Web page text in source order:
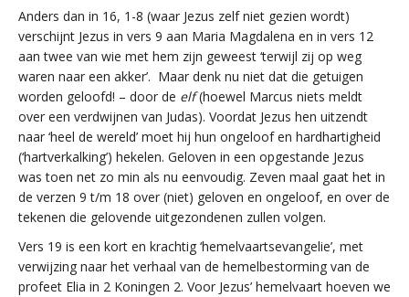
Anders dan in 16, 1-8 (waar Jezus zelf niet gezien wordt)
verschijnt Jezus in vers 9 aan Maria Magdalena en in vers 12
aan twee van wie met hem zijn geweest ‘terwijl zij op weg
waren naar een akker’. Maar denk nu niet dat die getuigen
worden geloofd! – door de elf(hoewel Marcus niets meldt
over een verdwijnen van Judas). Voordat Jezus hen uitzendt
naar ‘heel de wereld’ moet hij hun ongeloof en hardhartigheid
(‘hartverkalking’) hekelen. Geloven in een opgestande Jezus
was toen net zo min als nu eenvoudig. Zeven maal gaat het in
de verzen 9 t/m 18 over (niet) geloven en ongeloof, en over de
tekenen die gelovende uitgezondenen zullen volgen.
Vers 19 is een kort en krachtig ‘hemelvaartsevangelie’, met
verwijzing naar het verhaal van de hemelbestorming van de
profeet Elia in 2 Koningen 2. Voor Jezus’ hemelvaart hoeven we